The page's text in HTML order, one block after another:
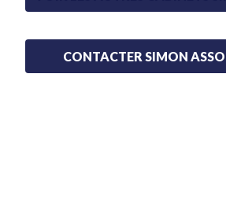
CONTACTER SIMON